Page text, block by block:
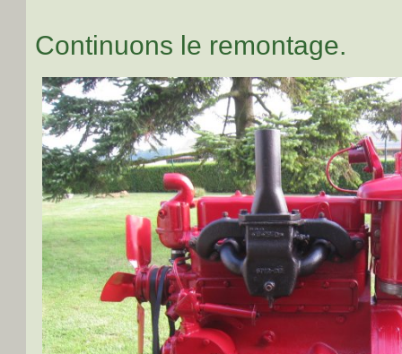
Continuons le remontage.